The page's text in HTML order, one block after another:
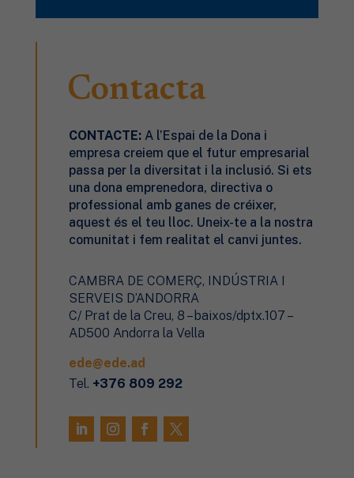
Contacta
CONTACTE:A l’Espai de la Dona i
empresa creiem que el futur empresarial
passa per la diversitat i la inclusió. Si ets
una dona emprenedora, directiva o
professional amb ganes de créixer,
aquest és el teu lloc. Uneix-te a la nostra
comunitat i fem realitat el canvi juntes.
CAMBRA DE COMERÇ, INDÚSTRIA I
SERVEIS D’ANDORRA
C/ Prat de la Creu, 8 – baixos/dptx.107 –
AD500 Andorra la Vella
ede@ede.ad
Tel. +376 809 292